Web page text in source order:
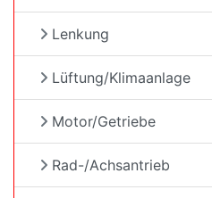
Lenkung
Lüftung/Klimaanlage
Motor/Getriebe
Rad-/Achsantrieb